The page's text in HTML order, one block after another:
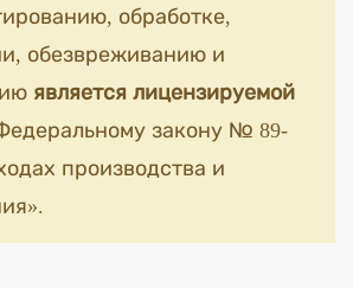
обработке,
обезвреживанию и
является лицензируемой
закону № 89-
производства и